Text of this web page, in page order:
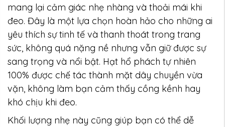
mang lại cảm giác nhẹ nhàng và thoải mái khi
đeo. Đây là một lựa chọn hoàn hảo cho những ai
yêu thích sự tinh tế và thanh thoát trong trang
sức, không quá nặng nề nhưng vẫn giữ được sự
sang trọng và nổi bật. Hạt hổ phách tự nhiên
100% được chế tác thành mặt dây chuyền vừa
vặn, không làm bạn cảm thấy cồng kềnh hay
khó chịu khi đeo.
Khối lượng nhẹ này cũng giúp bạn có thể dễ